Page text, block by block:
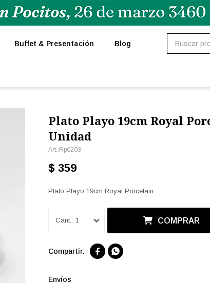
Buffet & Presentación Blog
Plato Playo 19cm Royal
Unidad
Rp0203
$ 359
Plato Playo 19cm Royal Porcelain
1 COMPRAR
 
Envíos